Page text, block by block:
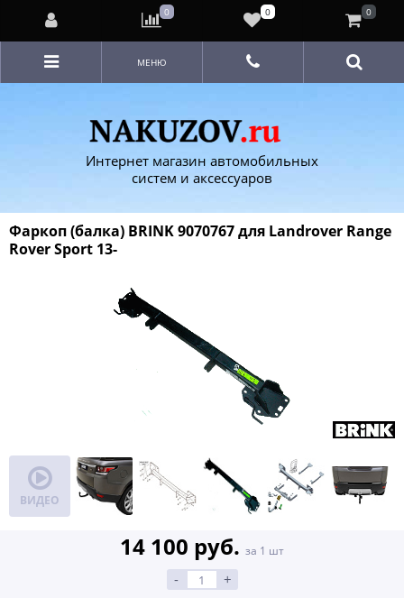
Интернет магазин автомобильных
систем и аксессуаров
МЕНЮ
Фаркоп (балка) BRINK 9070767 для Landrover Range
Rover Sport 13-
ВИДЕО
14 100 руб. за 1 шт
- +
0 0 0